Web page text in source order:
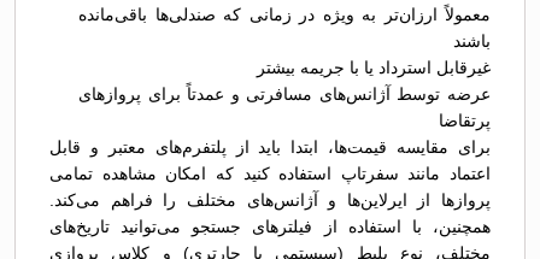
معمولاً ارزان‌تر به ویژه در زمانی که صندلی‌ها باقی‌مانده
باشند
غیرقابل استرداد یا با جریمه بیشتر
عرضه توسط آژانس‌های مسافرتی و عمدتاً برای پروازهای
پرتقاضا
برای مقایسه قیمت‌ها، ابتدا باید از پلتفرم‌های معتبر و قابل
اعتماد مانند سفرتاپ استفاده کنید که امکان مشاهده تمامی
پروازها از ایرلاین‌ها و آژانس‌های مختلف را فراهم می‌کند.
همچنین، با استفاده از فیلترهای جستجو می‌توانید تاریخ‌های
مختلف، نوع بلیط (سیستمی یا چارتری) و کلاس پروازی